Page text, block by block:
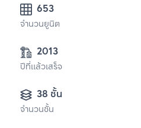
653
จำนวนยูนิต
2013
ปีที่แล้วเสร็จ
38 ชั้น
จำนวนชั้น